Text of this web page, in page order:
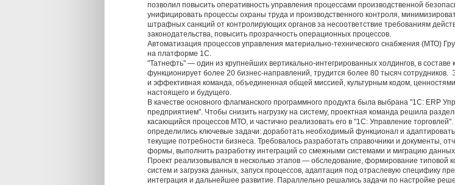
позволил повысить оперативность управления процессами производственной
унифицировать процессы охраны труда и производственного контроля,
штрафных санкций от контролирующих органов за несоответствие требованиям
законодательства, повысить прозрачность операционных процессов.
Автоматизация процессов управления материально-технического снабжения (МТО)
на платформе 1С.
"Татнефть" — один из крупнейших вертикально-интегрированных холдингов, в составе
функционирует более 20 бизнес-направлений, трудится более 80 тысяч сотрудников.
и эффективная команда, объединенная общей миссией, культурным кодом,
настоящего и будущего.
В качестве основного флагманского программного продукта была выбрана "1С: ERP
предприятием". Чтобы снизить нагрузку на систему, проектная команда решила
касающийся процессов МТО, и частично реализовать его в "1С: Управление
определились ключевые задачи: доработать необходимый функционал и
текущие потребности бизнеса. Требовалось разработать справочники и документы,
формы, выполнить разработку интеграций со смежными системами и миграцию
Проект реализовывался в несколько этапов — обследование, формирование типовой
систем и загрузка данных, запуск процессов, адаптация под отраслевую специфику
интеграция и дальнейшее развитие. Параллельно решались задачи по настройке